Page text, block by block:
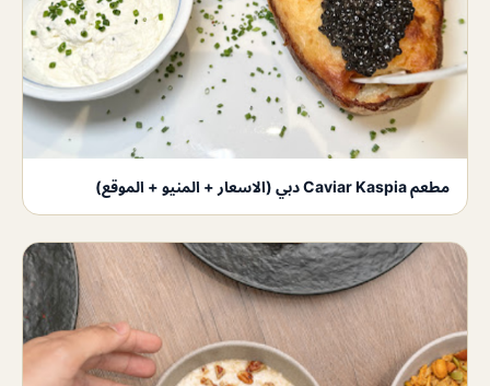
مطعم Caviar Kaspia دبي (الاسعار + المنيو + الموقع)